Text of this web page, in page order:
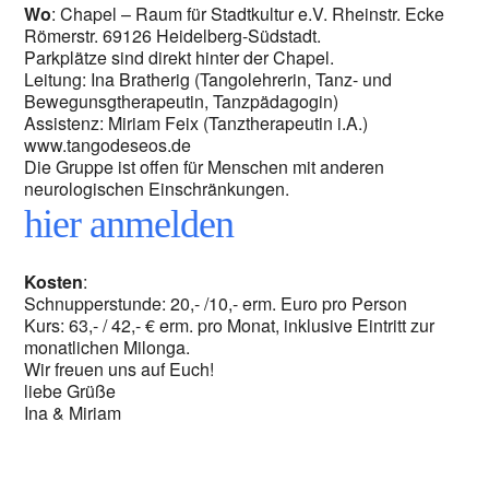
Wo: Chapel – Raum für Stadtkultur e.V. Rheinstr. Ecke
Römerstr. 69126 Heidelberg-Südstadt.
Parkplätze sind direkt hinter der Chapel.
Leitung: Ina Bratherig (Tangolehrerin, Tanz- und
Bewegunsgtherapeutin, Tanzpädagogin)
Assistenz: Miriam Feix (Tanztherapeutin i.A.)
www.tangodeseos.de
Die Gruppe ist offen für Menschen mit anderen
neurologischen Einschränkungen.
hier anmelden
Kosten:
Schnupperstunde: 20,- /10,- erm. Euro pro Person
Kurs: 63,- / 42,- € erm. pro Monat, inklusive Eintritt zur
monatlichen Milonga.
Wir freuen uns auf Euch!
liebe Grüße
Ina & Miriam